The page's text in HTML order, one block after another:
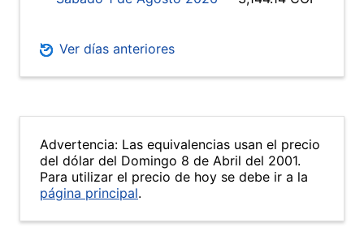
Ver días anteriores
Advertencia: Las equivalencias usan el precio
del dólar del Domingo 8 de Abril del 2001.
Para utilizar el precio de hoy se debe ir a la
página principal.